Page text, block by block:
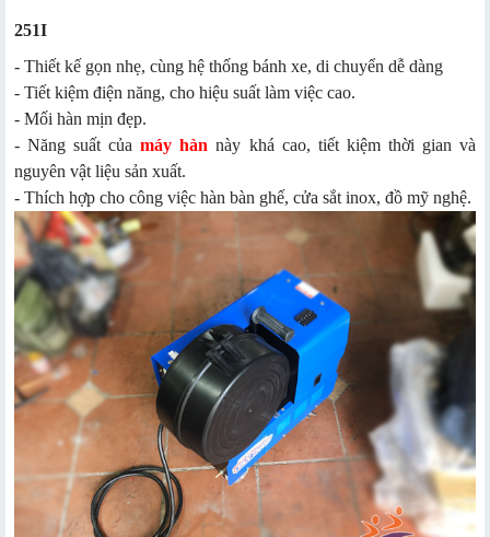
251I
- Thiết kế gọn nhẹ, cùng hệ thống bánh xe, di chuyển dễ dàng
- Tiết kiệm điện năng, cho hiệu suất làm việc cao.
- Mối hàn mịn đẹp.
- Năng suất củamáy hàn này khá cao, tiết kiệm thời gian và
nguyên vật liệu sản xuất.
- Thích hợp cho công việc hàn bàn ghế, cửa sắt inox, đồ mỹ nghệ.